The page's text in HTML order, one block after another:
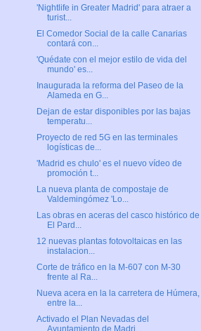
'Nightlife in Greater Madrid' para atraer a
turist...
El Comedor Social de la calle Canarias
contará con...
'Quédate con el mejor estilo de vida del
mundo' es...
Inaugurada la reforma del Paseo de la
Alameda en G...
Dejan de estar disponibles por las bajas
temperatu...
Proyecto de red 5G en las terminales
logísticas de...
'Madrid es chulo' es el nuevo vídeo de
promoción t...
La nueva planta de compostaje de
Valdemingómez 'Lo...
Las obras en aceras del casco histórico de
El Pard...
12 nuevas plantas fotovoltaicas en las
instalacion...
Corte de tráfico en la M-607 con M-30
frente al Ra...
Nueva acera en la la carretera de Húmera,
entre la...
Activado el Plan Nevadas del